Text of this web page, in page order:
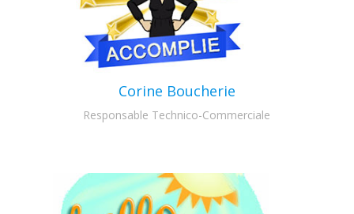
Corine Boucherie
Responsable Technico-Commerciale